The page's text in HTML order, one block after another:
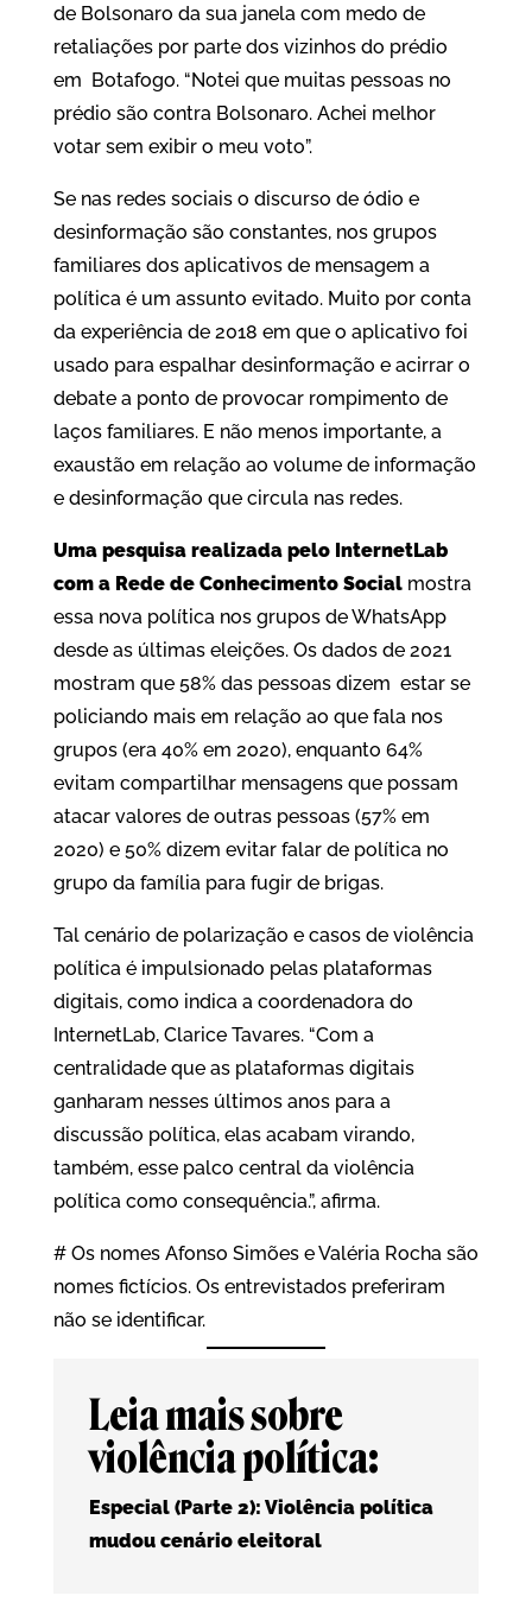
de Bolsonaro da sua janela com medo de
retaliações por parte dos vizinhos do prédio
em Botafogo. “Notei que muitas pessoas no
prédio são contra Bolsonaro. Achei melhor
votar sem exibir o meu voto”.
Se nas redes sociais o discurso de ódio e
desinformação são constantes, nos grupos
familiares dos aplicativos de mensagem a
política é um assunto evitado. Muito por conta
da experiência de 2018 em que o aplicativo foi
usado para espalhar desinformação e acirrar o
debate a ponto de provocar rompimento de
laços familiares. E não menos importante, a
exaustão em relação ao volume de informação
e desinformação que circula nas redes.
Uma pesquisa realizada pelo InternetLab
com a Rede de Conhecimento Socialmostra
essa nova política nos grupos de WhatsApp
desde as últimas eleições. Os dados de 2021
mostram que 58% das pessoas dizem estar se
policiando mais em relação ao que fala nos
grupos (era 40% em 2020), enquanto 64%
evitam compartilhar mensagens que possam
atacar valores de outras pessoas (57% em
2020) e 50% dizem evitar falar de política no
grupo da família para fugir de brigas.
Tal cenário de polarização e casos de violência
política é impulsionado pelas plataformas
digitais, como indica a coordenadora do
InternetLab, Clarice Tavares. “Com a
centralidade que as plataformas digitais
ganharam nesses últimos anos para a
discussão política, elas acabam virando,
também, esse palco central da violência
política como consequência.”, afirma.
# Os nomes Afonso Simões e Valéria Rocha são
nomes fictícios. Os entrevistados preferiram
não se identificar.
Leia mais sobre
violência política:
Especial (Parte 2): Violência política
mudou cenário eleitoral